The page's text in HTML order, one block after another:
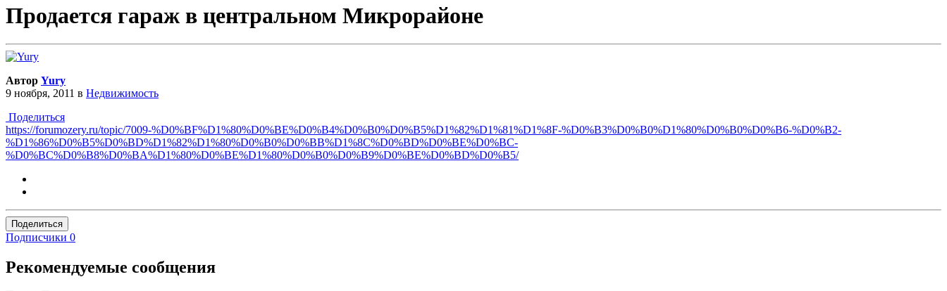
Продается гараж в центральном Микрорайоне
Автор Yury
9 ноября, 2011 в Недвижимость
Поделиться
https://forumozery.ru/topic/7009-%D0%BF%D1%80%D0%BE%D0%B4%D0%B0%D0%B5%D1%82%D1%81%D1%8F-%D0%B3%D0%B0%D1%80%D0%B0%D0%B6-%D0%B2-
%D1%86%D0%B5%D0%BD%D1%82%D1%80%D0%B0%D0%BB%D1%8C%D0%BD%D0%BE%D0%BC-
%D0%BC%D0%B8%D0%BA%D1%80%D0%BE%D1%80%D0%B0%D0%B9%D0%BE%D0%BD%D0%B5/
Поделиться
Подписчики 0
Рекомендуемые сообщения